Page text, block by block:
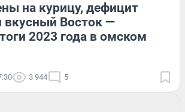
на курицу, дефицит
вкусный Восток —
2023 года в омском
3 944 5